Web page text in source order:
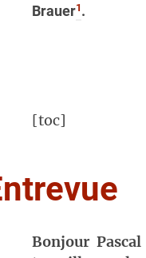
Brauer1 .
[toc]
Bonjour